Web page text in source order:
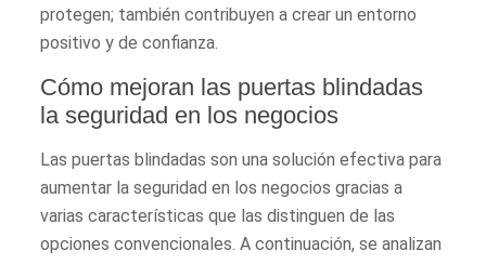
protegen; también contribuyen a crear un entorno
positivo y de confianza.
Cómo mejoran las puertas blindadas
la seguridad en los negocios
Las puertas blindadas son una solución efectiva para
aumentar la seguridad en los negocios gracias a
varias características que las distinguen de las
opciones convencionales. A continuación, se analizan